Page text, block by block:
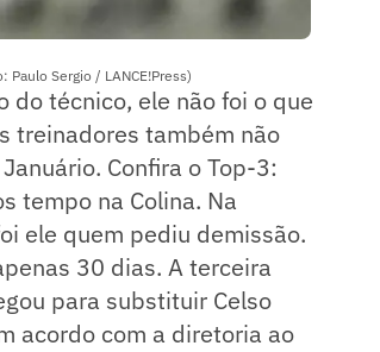
Sergio / LANCE!Press)
técnico, ele não foi o que
treinadores também não
Confira o Top-3:
tempo na Colina. Na
ele quem pediu demissão.
30 dias. A terceira
para substituir Celso
acordo com a diretoria ao